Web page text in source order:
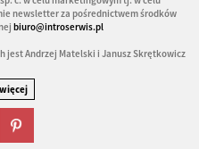
newsletter za pośrednictwem środków
biuro@introserwis.pl
jest Andrzej Matelski i Janusz Skrętkowicz